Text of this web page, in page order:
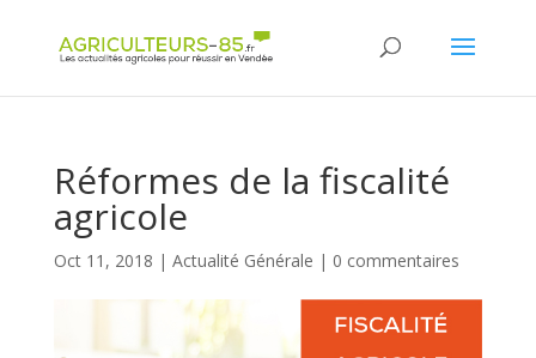
Réformes de la fiscalité
agricole
Oct 11, 2018 | Actualité Générale | 0 commentaires